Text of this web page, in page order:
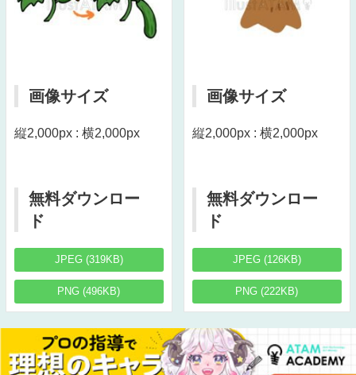
画像サイズ
縦2,000px : 横2,000px
無料ダウンロー
ド
JPEG (319KB)
PNG (496KB)
画像サイズ
縦2,000px : 横2,000px
無料ダウンロー
ド
JPEG (126KB)
PNG (222KB)